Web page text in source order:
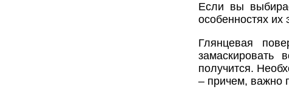
Если вы
особенностях их
Глянцевая
замаскировать
получится.
– причем, важно